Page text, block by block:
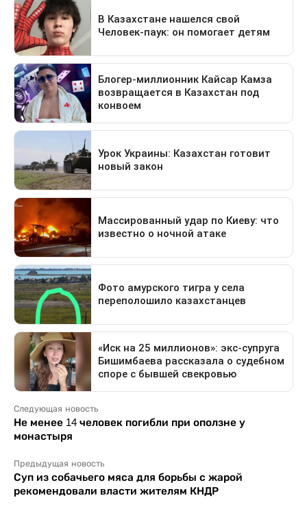
Следующая новость
Не менее 14 человек погибли при оползне у
монастыря
Предыдущая новость
Суп из собачьего мяса для борьбы с жарой
рекомендовали власти жителям КНДР